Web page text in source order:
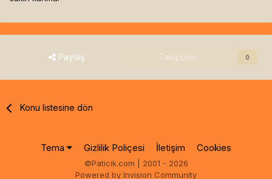
Paylaş Takipçiler 0
Konu listesine dön
Tema Gizlilik Poliçesi İletişim Cookies
©Paticik.com | 2001 - 2026
Powered by Invision Community